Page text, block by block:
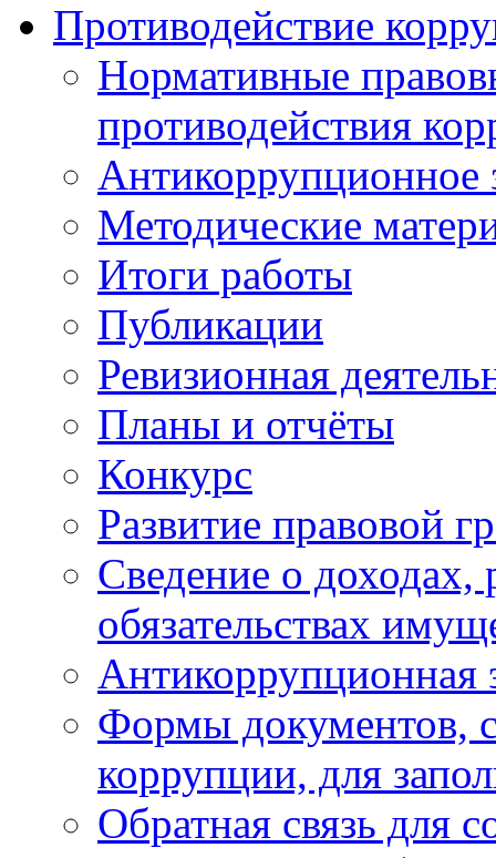
Противодействие
Нормативные
противодействия
Антикоррупционное
Методические
Итоги работы
Публикации
Ревизионная
Планы и отчёты
Конкурс
Развитие правовой
Сведение о доходах,
обязательствах
Антикоррупционная
Формы документов,
коррупции, для
Обратная связь для